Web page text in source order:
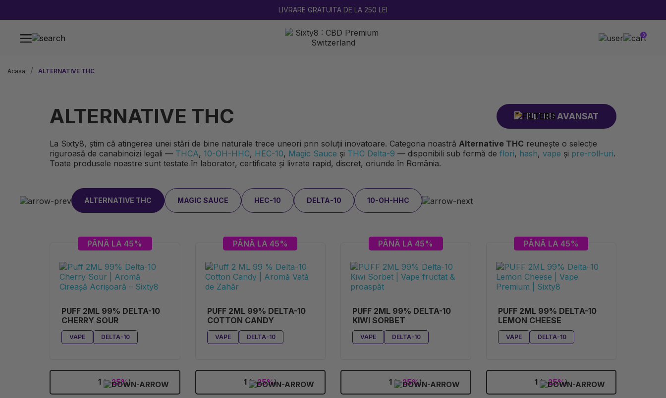
ULTIMA RUNDĂ DE REDUCERI DE VARĂ!
0
Acasa ALTERNATIVE THC
ALTERNATIVE THC FILTRU AVANSAT
La Sixty8, știm că atingerea unei stări de bine naturale trece uneori prin soluții inovatoare. Categoria noastră Alternative THC reunește o selecție
riguroasă de canabinoizi legali — THCA, 10-OH-HHC, HEC-10, Magic Sauce și THC Delta-9 — disponibili sub formă de flori, hash, vape și pre-roll-uri.
Toate produsele noastre sunt testate în laborator, certificate și livrate rapid, discret, oriunde în România.
ALTERNATIVE THC MAGIC SAUCE HEC-10 DELTA-10 10-OH-HHC
PÂNĂ LA 45%
PUFF 2ML 99% DELTA-10
CHERRY SOUR
VAPE DELTA-10
1 (-25%)
PÂNĂ LA 45%
PUFF 2ML 99% DELTA-10
COTTON CANDY
VAPE DELTA-10
1 (-25%)
PÂNĂ LA 45%
PUFF 2ML 99% DELTA-10
KIWI SORBET
VAPE DELTA-10
1 (-25%)
PÂNĂ LA 45%
PUFF 2ML 99% DELTA-10
LEMON CHEESE
VAPE DELTA-10
1 (-25%)